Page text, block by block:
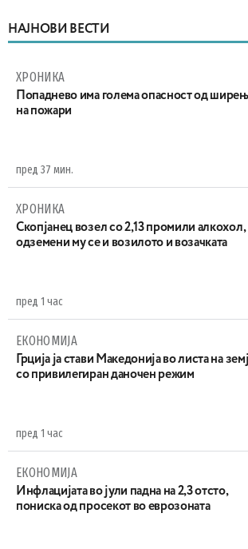
НАЈНОВИ ВЕСТИ
ХРОНИКА
Попаднево има голема опасност од
на пожари
пред 37 мин.
ХРОНИКА
Скопјанец возел со 2,13 промили алкохол,
одземени му се и возилото и возачката
пред 1 час
ЕКОНОМИЈА
Грција ја стави Македонија во листа на
со привилегиран даночен режим
пред 1 час
ЕКОНОМИЈА
Инфлацијата во јули падна на 2,3 отсто,
пониска од просекот во еврозоната